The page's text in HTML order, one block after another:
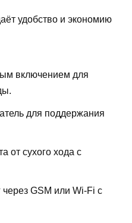
удобство и экономию
включением для
для поддержания
от сухого хода с
GSM или Wi‑Fi с